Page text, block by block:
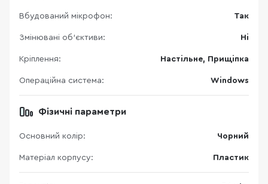
Вбудований мікрофон: Так
Змінювані об’єктиви: Ні
Кріплення: Настільне, Прищіпка
Операційна система: Windows
Фізичні параметри
Основний колір: Чорний
Матеріал корпусу: Пластик